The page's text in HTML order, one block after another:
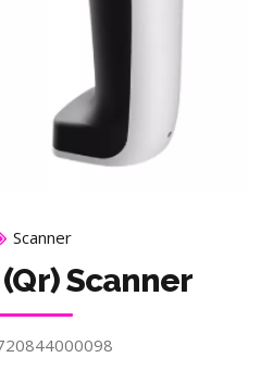
Scanner
Scanner